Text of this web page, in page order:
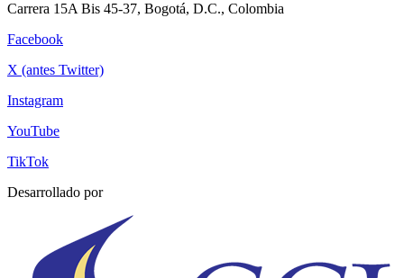
Carrera 15A Bis 45-37, Bogotá, D.C., Colombia
Facebook
X (antes Twitter)
Instagram
YouTube
TikTok
Desarrollado por